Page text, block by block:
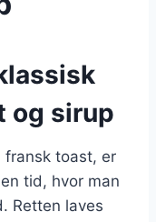
og sirup
fransk toast, er
tid, hvor man
Retten laves